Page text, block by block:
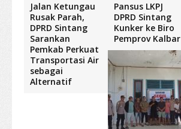
Jalan Ketungau
Rusak Parah,
DPRD Sintang
Sarankan
Pemkab Perkuat
Transportasi Air
sebagai
Alternatif
Pansus LKPJ
DPRD Sintang
Kunker ke Biro
Pemprov Kalbar